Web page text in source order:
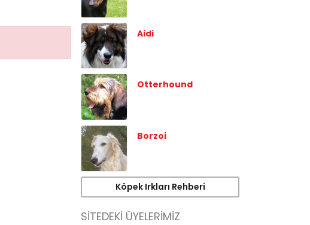
Aidi
Otterhound
Borzoi
Köpek Irkları Rehberi
SİTEDEKİ ÜYELERİMİZ